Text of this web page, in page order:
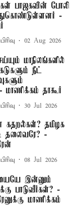
பாஜகவின் போலி
-
02 Aug 2026
மாநிலங்களில்
நீட்
தாகூர்
30 Jul 2026
தமிழக
தலைவரே? -
08 Jul 2026
இன்னும்
பாடுவீர்கள்? -
மாணிக்கம்